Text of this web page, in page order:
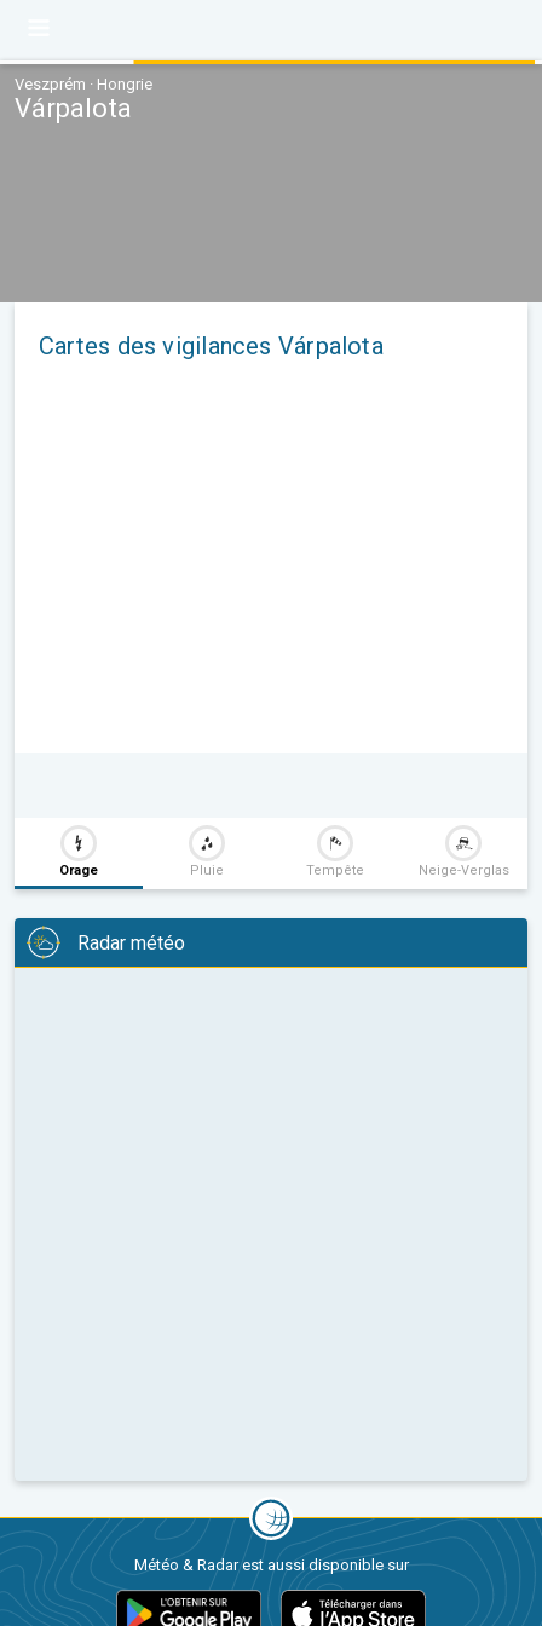
Veszprém · Hongrie
Várpalota
Cartes des vigilances Várpalota
Orage Pluie Tempête Neige-Verglas
Radar météo
Météo & Radar est aussi disponible sur